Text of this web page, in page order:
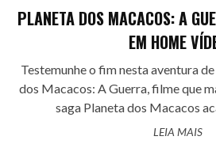
PLANETA DOS MACACOS: A
EM HOME
Testemunhe o fim nesta aventura
dos Macacos: A Guerra, filme que
saga Planeta dos Macacos
LEIA MAIS